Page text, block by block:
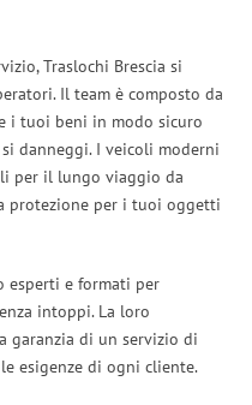
Traslochi Brescia si
Il team è composto da
i tuoi beni in modo sicuro
danneggi. I veicoli moderni
per il lungo viaggio da
protezione per i tuoi oggetti
esperti e formati per
intoppi. La loro
garanzia di un servizio di
esigenze di ogni cliente.